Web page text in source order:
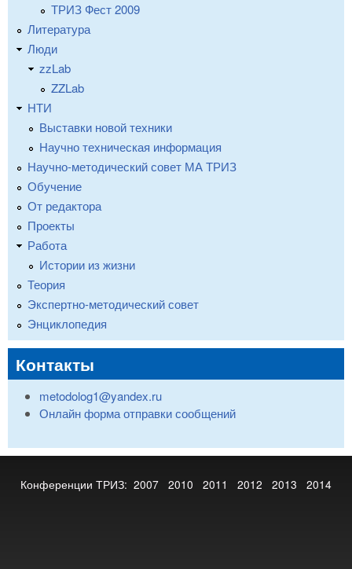
ТРИЗ Фест 2009
Литература
Люди
zzLab
ZZLab
НТИ
Выставки новой техники
Научно техническая информация
Научно-методический совет МА ТРИЗ
Обучение
От редактора
Проекты
Работа
Истории из жизни
Теория
Экспертно-методический совет
Энциклопедия
Контакты
metodolog1@yandex.ru
Онлайн форма отправки сообщений
Конференции ТРИЗ: 2007 2010 2011 2012 2013 2014